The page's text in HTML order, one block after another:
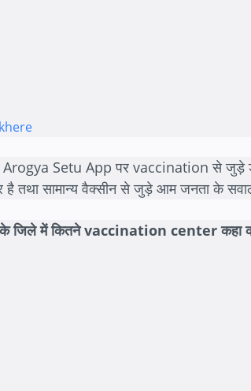
Setu App पर vaccination से जुड़े
है तथा सामान्य वैक्सीन से जुड़े आम जनता के
जिले में कितने vaccination center कहा